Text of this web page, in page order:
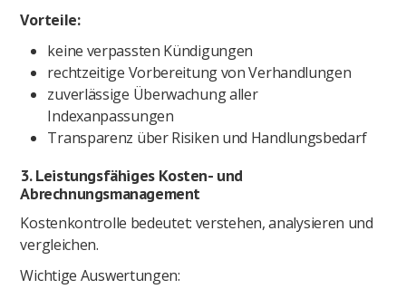
Vorteile:
keine verpassten Kündigungen
rechtzeitige Vorbereitung von Verhandlungen
zuverlässige Überwachung aller
Indexanpassungen
Transparenz über Risiken und Handlungsbedarf
3.Leistungsfähiges Kosten- und
Abrechnungsmanagement
Kostenkontrolle bedeutet: verstehen, analysieren und
vergleichen.
Wichtige Auswertungen: